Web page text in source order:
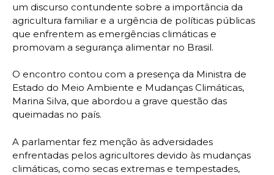
um discurso contundente sobre a importância da
agricultura familiar e a urgência de políticas públicas
que enfrentem as emergências climáticas e
promovam a segurança alimentar no Brasil.
O encontro contou com a presença da Ministra de
Estado do Meio Ambiente e Mudanças Climáticas,
Marina Silva, que abordou a grave questão das
queimadas no país.
A parlamentar fez menção às adversidades
enfrentadas pelos agricultores devido às mudanças
climáticas, como secas extremas e tempestades,